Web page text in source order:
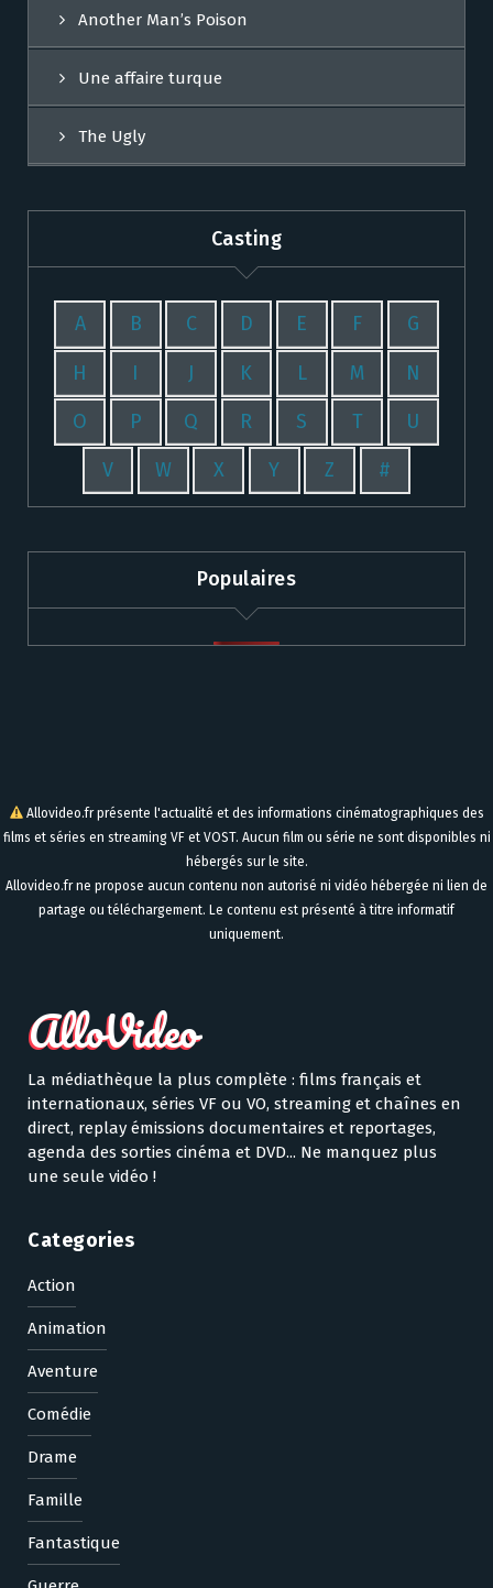
Another Man’s Poison
Une affaire turque
The Ugly
Casting
A B C D E F G
H I J K L M N
O P Q R S T U
V W X Y Z #
Populaires
Allovideo.fr présente l'actualité et des informations cinématographiques des
films et séries en streaming VF et VOST. Aucun film ou série ne sont disponibles ni
hébergés sur le site.
Allovideo.fr ne propose aucun contenu non autorisé ni vidéo hébergée ni lien de
partage ou téléchargement. Le contenu est présenté à titre informatif
uniquement.
La médiathèque la plus complète : films français et
internationaux, séries VF ou VO, streaming et chaînes en
direct, replay émissions documentaires et reportages,
agenda des sorties cinéma et DVD... Ne manquez plus
une seule vidéo !
Categories
Action
Animation
Aventure
Comédie
Drame
Famille
Fantastique